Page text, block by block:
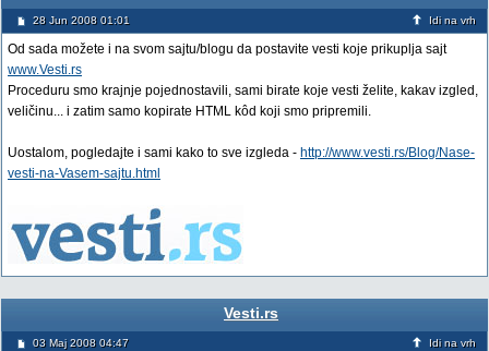
28 Jun 2008 01:01 Idi na vrh
Od sada možete i na svom sajtu/blogu da postavite vesti koje prikuplja sajt
www.Vesti.rs
Proceduru smo krajnje pojednostavili, sami birate koje vesti želite, kakav izgled,
veličinu... i zatim samo kopirate HTML kôd koji smo pripremili.
Uostalom, pogledajte i sami kako to sve izgleda - http://www.vesti.rs/Blog/Nase-
vesti-na-Vasem-sajtu.html
Vesti.rs
03 Maj 2008 04:47 Idi na vrh